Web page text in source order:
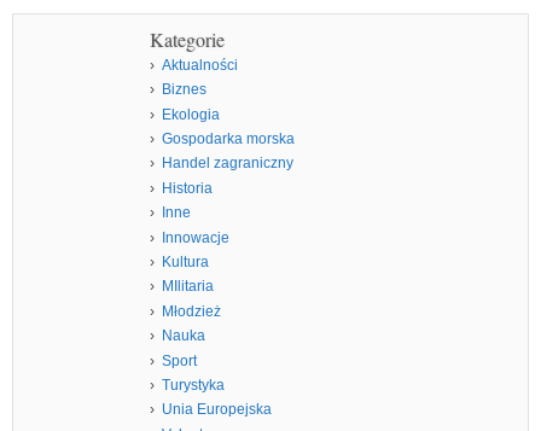
Kategorie
Aktualności
Biznes
Ekologia
Gospodarka morska
Handel zagraniczny
Historia
Inne
Innowacje
Kultura
MIlitaria
Młodzież
Nauka
Sport
Turystyka
Unia Europejska